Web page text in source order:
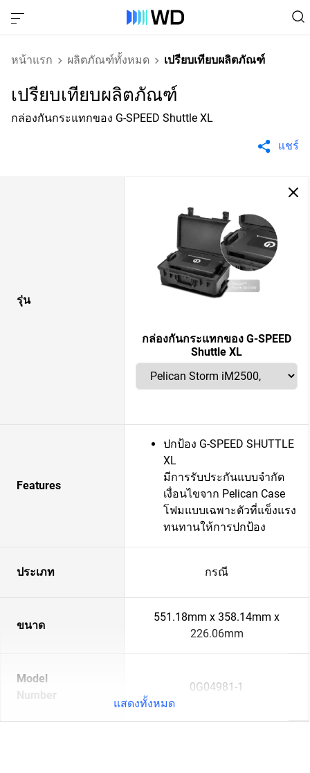
หน้าแรก ผลิตภัณฑ์ทั้งหมด เปรียบเทียบผลิตภัณฑ์
เปรียบเทียบผลิตภัณฑ์
กล่องกันกระแทกของ G-SPEED Shuttle XL
แชร์
รุ่น
กล่องกันกระแทกของ G-SPEED
Shuttle XL
Features
ปกป้อง G-SPEED SHUTTLE
XL
มีการรับประกันแบบจำกัด
เงื่อนไขจาก Pelican Case
โฟมแบบเฉพาะตัวที่แข็งแรง
ทนทานให้การปกป้อง
ประเภท กรณี
ขนาด
551.18mm x 358.14mm x
226.06mm
Model
Number
0G04981-1
แสดงทั้งหมด